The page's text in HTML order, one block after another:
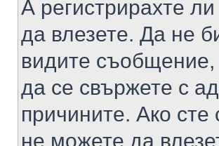
А регистрирахте
да влезете. Да не
видите съобщение,
да се свържете с
причините. Ако сте
не можете да